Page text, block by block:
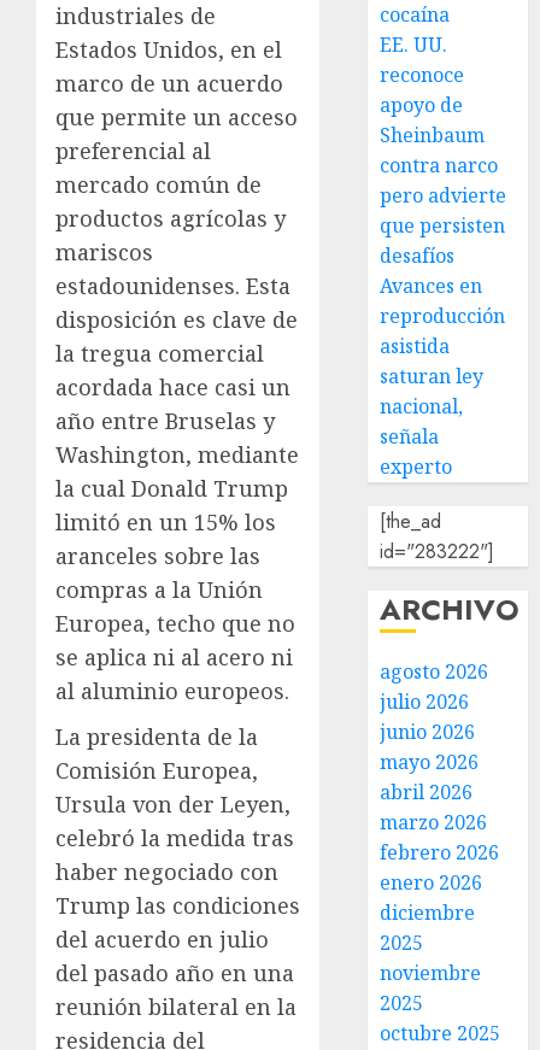
industriales de
Estados Unidos, en el
marco de un acuerdo
que permite un acceso
preferencial al
mercado común de
productos agrícolas y
mariscos
estadounidenses. Esta
disposición es clave de
la tregua comercial
acordada hace casi un
año entre Bruselas y
Washington, mediante
la cual Donald Trump
limitó en un 15% los
aranceles sobre las
compras a la Unión
Europea, techo que no
se aplica ni al acero ni
al aluminio europeos.
La presidenta de la
Comisión Europea,
Ursula von der Leyen,
celebró la medida tras
haber negociado con
Trump las condiciones
del acuerdo en julio
del pasado año en una
reunión bilateral en la
residencia del
cocaína
EE. UU.
reconoce
apoyo de
Sheinbaum
contra narco
pero advierte
que persisten
desafíos
Avances en
reproducción
asistida
saturan ley
nacional,
señala
experto
[the_ad
id="283222"]
ARCHIVO
agosto 2026
julio 2026
junio 2026
mayo 2026
abril 2026
marzo 2026
febrero 2026
enero 2026
diciembre
2025
noviembre
2025
octubre 2025